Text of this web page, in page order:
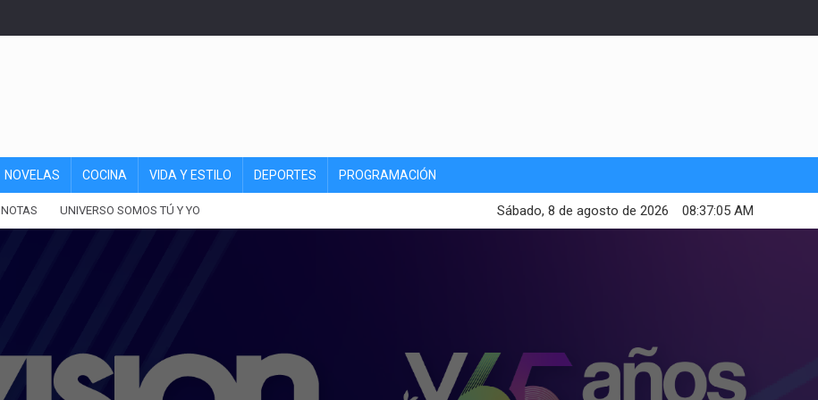
NOVELAS COCINA VIDA Y ESTILO DEPORTES PROGRAMACIÓN
NOTAS UNIVERSO SOMOS TÚ Y YO 08:37:07 AM
Sábado, 8 de agosto de 2026